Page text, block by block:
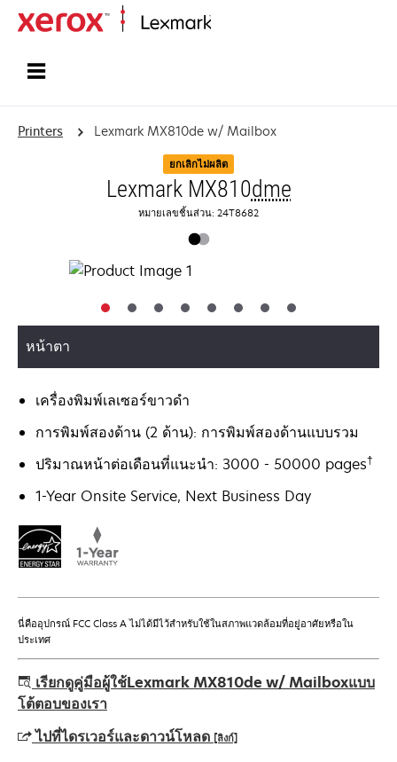
Printers Lexmark MX810de w/ Mailbox
ยกเลิกไม่ผลิต
Lexmark MX810dme
หมายเลขชิ้นส่วน: 24T8682
หน้าตา
เครื่องพิมพ์เลเซอร์ขาวดำ
การพิมพ์สองด้าน (2 ด้าน): การพิมพ์สองด้านแบบรวม
ปริมาณหน้าต่อเดือนที่แนะนำ: 3000 - 50000 pages†
1-Year Onsite Service, Next Business Day
นี่คืออุปกรณ์ FCC Class A ไม่ได้มีไว้สําหรับใช้ในสภาพแวดล้อมที่อยู่อาศัยหรือใน
ประเทศ
เรียกดูคู่มือผู้ใช้Lexmark MX810de w/ Mailboxแบบ
โต้ตอบของเรา
ไปที่ไดรเวอร์และดาวน์โหลด [ลิงก์]